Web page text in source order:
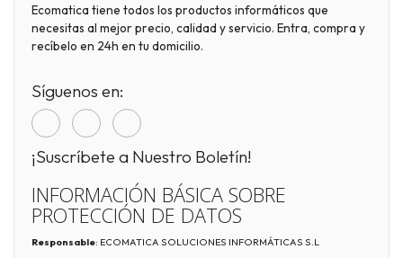
Ecomatica tiene todos los productos informáticos que
necesitas al mejor precio, calidad y servicio. Entra, compra y
recíbelo en 24h en tu domicilio.
Síguenos en:
¡Suscríbete a Nuestro Boletín!
INFORMACIÓN BÁSICA SOBRE
PROTECCIÓN DE DATOS
Responsable: ECOMATICA SOLUCIONES INFORMÁTICAS S.L